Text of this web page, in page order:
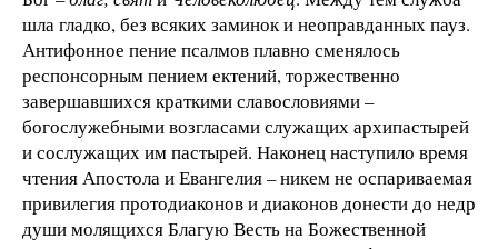
шла гладко, без всяких заминок и неоправданных пауз.
Антифонное пение псалмов плавно сменялось
респонсорным пением ектений, торжественно
завершавшихся краткими славословиями –
богослужебными возгласами служащих архипастырей
и сослужащих им пастырей. Наконец наступило время
чтения Апостола и Евангелия – никем не оспариваемая
привилегия протодиаконов и диаконов донести до недр
души молящихся Благую Весть на Божественной